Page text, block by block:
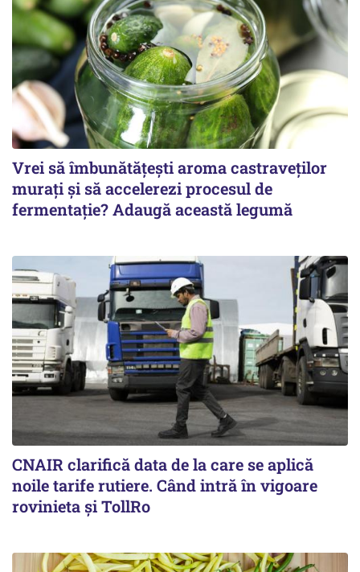
Vrei să îmbunătățești aroma castraveților
murați și să accelerezi procesul de
fermentație? Adaugă această legumă
CNAIR clarifică data de la care se aplică
noile tarife rutiere. Când intră în vigoare
rovinieta și TollRo